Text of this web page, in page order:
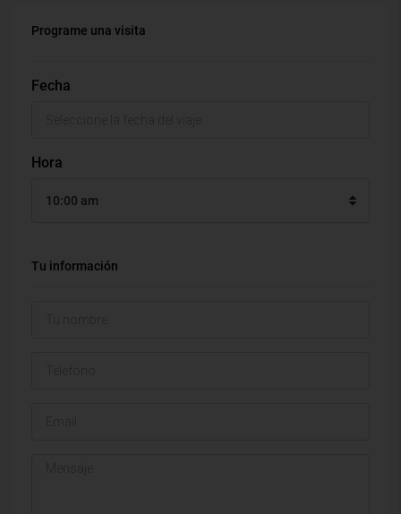
Programe una visita
Fecha
Hora
10:00 am
Tu información